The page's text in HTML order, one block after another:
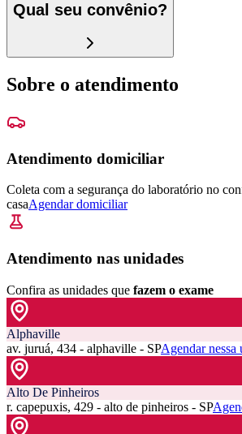
Qual seu convênio?
Sobre o atendimento
Atendimento domiciliar
Coleta com a segurança do laboratório no
casaAgendar domiciliar
Atendimento nas unidades
Confira as unidades que fazem o exame
Alphaville
av. juruá, 434 - alphaville - SPAgendar nessa
Alto De Pinheiros
r. capepuxis, 429 - alto de pinheiros - SP